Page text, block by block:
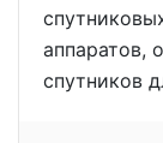
аппаратов,
спутников